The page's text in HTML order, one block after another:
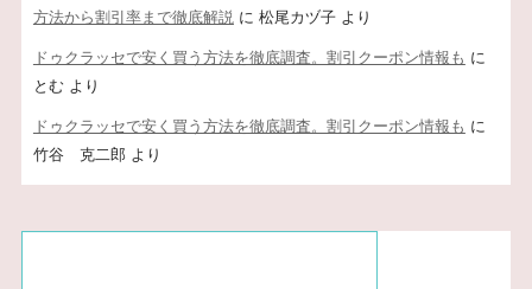
方法から割引率まで徹底解説に 松尾カヅ子より
ドゥクラッセで安く買う方法を徹底調査。割引クーポン情報も に
とむ より
ドゥクラッセで安く買う方法を徹底調査。割引クーポン情報も に
竹谷 克二郎 より